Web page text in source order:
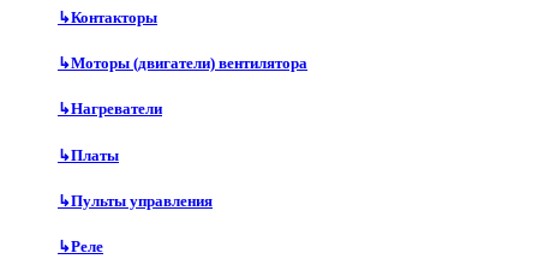
↳Контакторы
↳Моторы (двигатели) вентилятора
↳Нагреватели
↳Платы
↳Пульты управления
↳Реле